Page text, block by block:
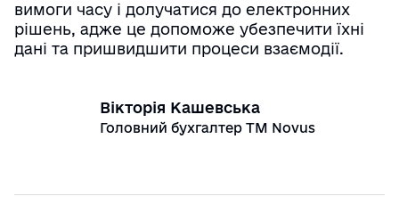
вимоги часу і долучатися до електронних
рішень, адже це допоможе убезпечити їхні
дані та пришвидшити процеси взаємодії.
Вікторія Кашевська
Головний бухгалтер ТМ Novus